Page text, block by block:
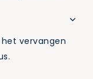
vervangen